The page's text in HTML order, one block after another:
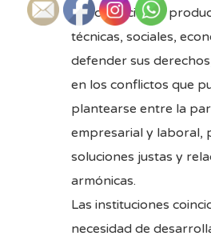
sus condiciones
técnicas, sociales,
defender sus
en los conflictos que
plantearse entre la
empresarial y laboral,
soluciones justas y
armónicas.
Las instituciones
necesidad de